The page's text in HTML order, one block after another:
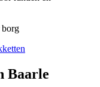
borg
Baarle